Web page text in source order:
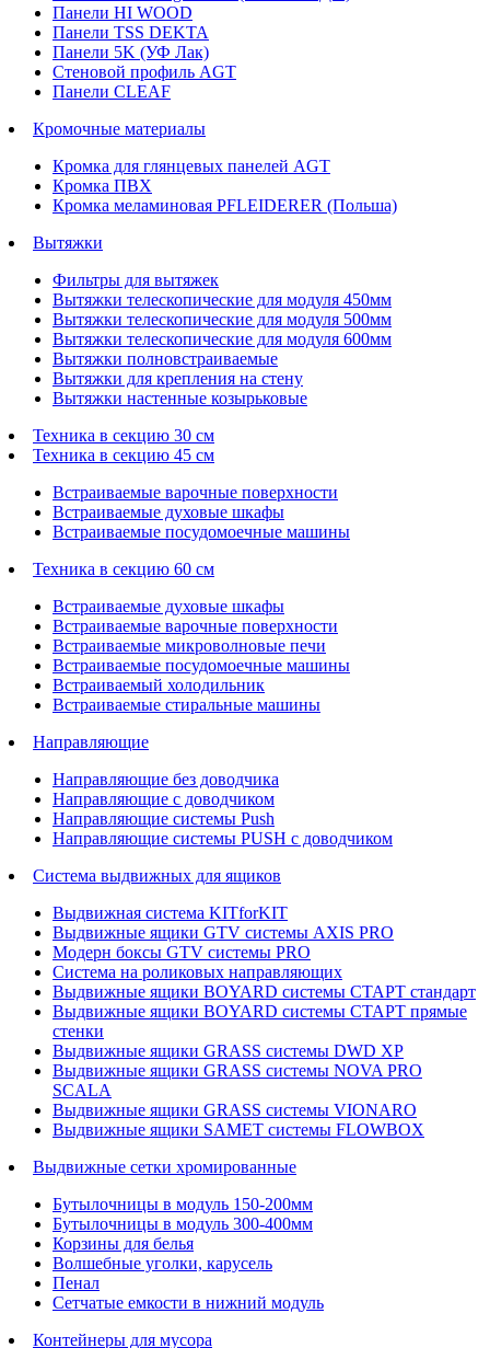
Панели HI WOOD
Панели TSS DEKTA
Панели 5K (УФ Лак)
Стеновой профиль AGT
Панели CLEAF
Кромочные материалы
Кромка для глянцевых панелей AGT
Кромка ПВХ
Кромка меламиновая PFLEIDERER (Польша)
Вытяжки
Фильтры для вытяжек
Вытяжки телескопические для модуля 450мм
Вытяжки телескопические для модуля 500мм
Вытяжки телескопические для модуля 600мм
Вытяжки полновстраиваемые
Вытяжки для крепления на стену
Вытяжки настенные козырьковые
Техника в секцию 30 см
Техника в секцию 45 см
Встраиваемые варочные поверхности
Встраиваемые духовые шкафы
Встраиваемые посудомоечные машины
Техника в секцию 60 см
Встраиваемые духовые шкафы
Встраиваемые варочные поверхности
Встраиваемые микроволновые печи
Встраиваемые посудомоечные машины
Встраиваемый холодильник
Встраиваемые стиральные машины
Направляющие
Направляющие без доводчика
Направляющие с доводчиком
Направляющие системы Push
Направляющие системы PUSH с доводчиком
Система выдвижных для ящиков
Выдвижная система KITforKIT
Выдвижные ящики GTV системы AXIS PRO
Модерн боксы GTV системы PRO
Система на роликовых направляющих
Выдвижные ящики BOYARD системы СТАРТ стандарт
Выдвижные ящики BOYARD системы СТАРТ прямые
стенки
Выдвижные ящики GRASS системы DWD XP
Выдвижные ящики GRASS системы NOVA PRO
SCALA
Выдвижные ящики GRASS системы VIONARO
Выдвижные ящики SAMET системы FLOWBOX
Выдвижные сетки хромированные
Бутылочницы в модуль 150-200мм
Бутылочницы в модуль 300-400мм
Корзины для белья
Волшебные уголки, карусель
Пенал
Cетчатые емкости в нижний модуль
Контейнеры для мусора